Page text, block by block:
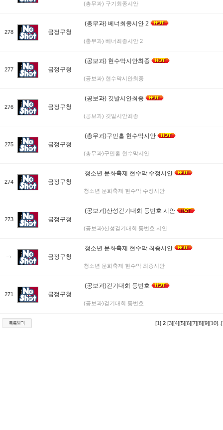
(총무과) 구기최종시안
278 금정구청
(총무과) 베너최종시안 2
(총무과) 베너최종시안 2
277 금정구청
(공보과) 현수막시안최종
(공보과) 현수막시안최종
276 금정구청
(공보과) 깃발시안최종
(공보과) 깃발시안최종
275 금정구청
(총무과)구민홀 현수막시안
(총무과)구민홀 현수막시안
274 금정구청
청소년 문화축제 현수막 수정시안
청소년 문화축제 현수막 수정시안
273 금정구청
(공보과)산성걷기대회 등번호 시안
(공보과)산성걷기대회 등번호 시안
금정구청
청소년 문화축제 현수막 최종시안
청소년 문화축제 현수막 최종시안
271 금정구청
(공보과)걷기대회 등번호
(공보과)걷기대회 등번호
[1] 2 [3][4][5][6][7][8][9][10]